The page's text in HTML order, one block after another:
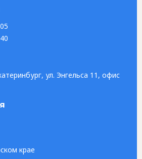
ул. Энгельса 11, офис
крае